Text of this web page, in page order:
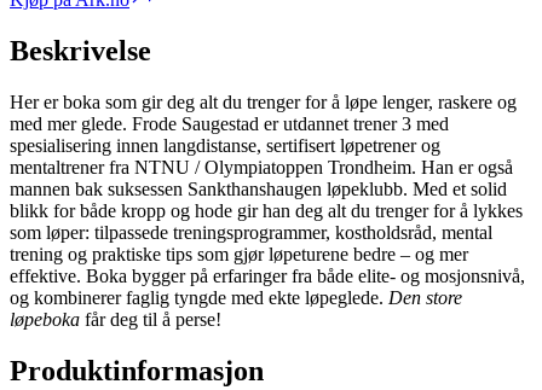
Beskrivelse
Her er boka som gir deg alt du trenger for å løpe lenger, raskere og
med mer glede. Frode Saugestad er utdannet trener 3 med
spesialisering innen langdistanse, sertifisert løpetrener og
mentaltrener fra NTNU / Olympiatoppen Trondheim. Han er også
mannen bak suksessen Sankthanshaugen løpeklubb. Med et solid
blikk for både kropp og hode gir han deg alt du trenger for å lykkes
som løper: tilpassede treningsprogrammer, kostholdsråd, mental
trening og praktiske tips som gjør løpeturene bedre – og mer
effektive. Boka bygger på erfaringer fra både elite- og mosjonsnivå,
og kombinerer faglig tyngde med ekte løpeglede. Den store
løpeboka får deg til å perse!
Produktinformasjon